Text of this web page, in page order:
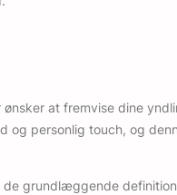
at fremvise dine
og personlig touch, og
grundlæggende